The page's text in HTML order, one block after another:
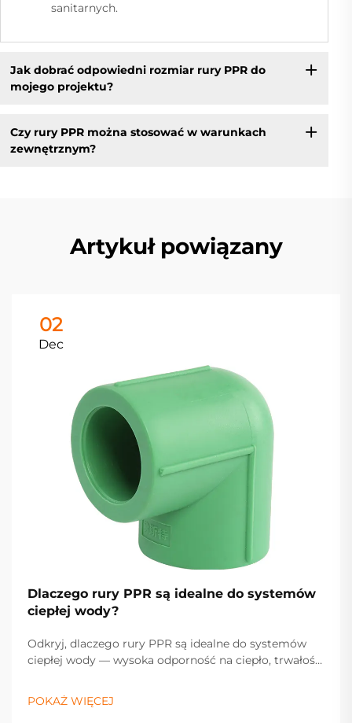
sanitarnych.
Jak dobrać odpowiedni rozmiar rury PPR do
mojego projektu?
Czy rury PPR można stosować w warunkach
zewnętrznym?
Artykuł powiązany
02
Dec
Dlaczego rury PPR są idealne do systemów
ciepłej wody?
Odkryj, dlaczego rury PPR są idealne do systemów
ciepłej wody — wysoka odporność na ciepło, trwałość
niezawodną pracę. Dowiedz się więcej.
POKAŻ WIĘCEJ